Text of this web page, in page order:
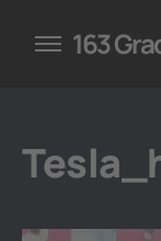
für
163